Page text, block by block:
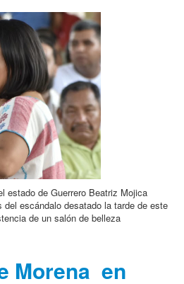
estado de Guerrero Beatriz Mojica
escándalo desatado la tarde de este
de un salón de belleza
Morena en